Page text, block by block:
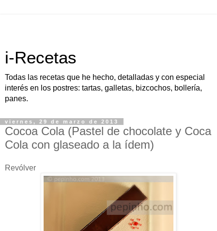
i-Recetas
Todas las recetas que he hecho, detalladas y con especial
interés en los postres: tartas, galletas, bizcochos, bollería,
panes.
viernes, 29 de marzo de 2013
Cocoa Cola (Pastel de chocolate y Coca
Cola con glaseado a la ídem)
Revólver